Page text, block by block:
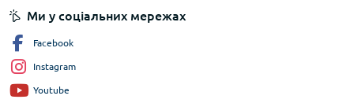
Ми у соціальних мережах
Facebook
Instagram
Youtube